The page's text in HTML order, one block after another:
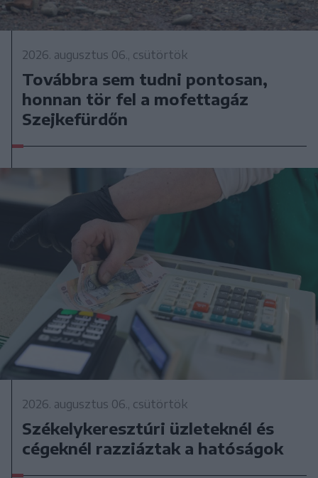
2026. augusztus 06., csütörtök
Továbbra sem tudni pontosan,
honnan tör fel a mofettagáz
Szejkefürdőn
2026. augusztus 06., csütörtök
Székelykeresztúri üzleteknél és
cégeknél razziáztak a hatóságok